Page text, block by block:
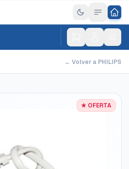
← Volver a PHILIPS
★ OFERTA